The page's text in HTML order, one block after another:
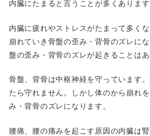
内臓にたまると言うことが多くあります
内臓に疲れやストレスがたまって多く
崩れていき骨盤の歪み・背骨のズレに
盤の歪み・背骨のズレが起きることはあ
骨盤、背骨は中枢神経を守っています
たら守れません。しかし体のから崩れ
み・背骨のズレになります。
腰痛、腰の痛みを起こす原因の内臓は